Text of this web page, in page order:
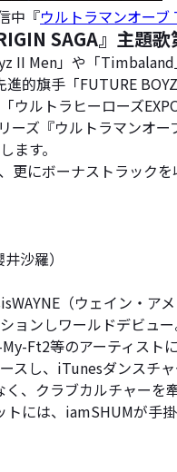
中『ウルトラマンオーブ
SAGA』主題
II Men」や「
的旗手「FUTURE
ウルトラヒーローズ
ーズ『ウルトラマンオ
ます。
にボーナストラック
沙羅）
（ウェイン・ア
ョンしワールドデビュ
Ft2等のアーティス
スし、iTunesダンスチ
、クラブカルチャーを
には、iamSHUMが手